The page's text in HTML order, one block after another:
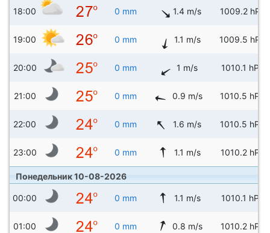
18:00 0 mm 1.4 m/s 1009.2 hPa
19:00 0 mm 1.1 m/s 1009.5 hPa
20:00 0 mm 1 m/s 1010.1 hPa
21:00 0 mm 0.9 m/s 1010.5 hPa
22:00 0 mm 1.6 m/s 1010.5 hPa
23:00 0 mm 1.1 m/s 1010.2 hPa
Понедельник 10-08-2026
00:00 0 mm 1.1 m/s 1010.1 hPa
01:00 0 mm 0.8 m/s 1010.2 hPa